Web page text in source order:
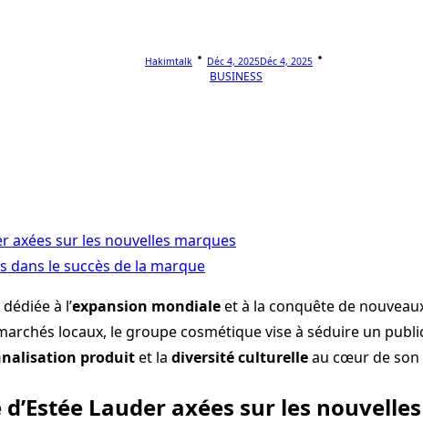
Hakimtalk Déc 4, 2025Déc 4, 2025
BUSINESS
axées sur les nouvelles marques
dans le succès de la marque
à l’expansion mondialeet à la conquête de
locaux, le groupe cosmétique vise à séduire un
produitet la diversité culturelleau cœur de
Lauder axées sur les